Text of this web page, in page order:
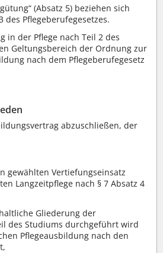
(Absatz 5) beziehen sich
Pflegeberufegesetzes.
in der Pflege nach Teil 2 des
Geltungsbereich der Ordnung zur
nach dem Pflegeberufegesetz
abzuschließen, der
gewählten Vertiefungseinsatz
Langzeitpflege nach § 7 Absatz 4
Gliederung der
des Studiums durchgeführt wird
Pflegeausbildung nach den